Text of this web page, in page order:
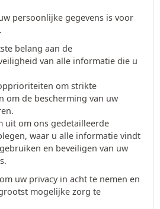
persoonlijke gegevens is voor
belang aan de
van alle informatie die u
om strikte
om de bescherming van uw
uit om ons gedetailleerde
waar u alle informatie vindt
en beveiligen van uw
uw privacy in acht te nemen en
mogelijke zorg te